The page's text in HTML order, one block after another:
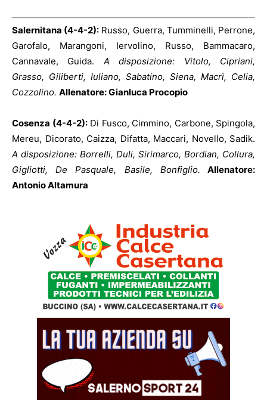
Salernitana (4-4-2): Russo, Guerra, Tumminelli, Perrone,
Garofalo, Marangoni, Iervolino, Russo, Bammacaro,
Cannavale, Guida. A disposizione: Vitolo, Cipriani,
Grasso, Giliberti, Iuliano, Sabatino, Siena, Macrì, Celia,
Cozzolino. Allenatore: Gianluca Procopio
Cosenza (4-4-2):Di Fusco, Cimmino, Carbone, Spingola,
Mereu, Dicorato, Caizza, Difatta, Maccari, Novello, Sadik.
A disposizione: Borrelli, Duli, Sirimarco, Bordian, Collura,
Gigliotti, De Pasquale, Basile, Bonfiglio. Allenatore:
Antonio Altamura